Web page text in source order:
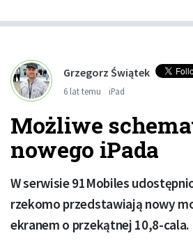
Grzegorz Świątek
6 lat temu iPad
Możliwe
nowego iPada
W serwisie 91Mobiles
rzekomo przedstawiają nowy
ekranem o przekątnej 10,8-cala.